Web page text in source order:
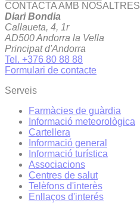
CONTACTA AMB NOSALTRES
Diari Bondia
Callaueta, 4, 1r
AD500 Andorra la Vella
Principat d'Andorra
Tel. +376 80 88 88
Formulari de contacte
Serveis
Farmàcies de guàrdia
Informació meteorològica
Cartellera
Informació general
Informació turística
Associacions
Centres de salut
Telèfons d'interès
Enllaços d'interés